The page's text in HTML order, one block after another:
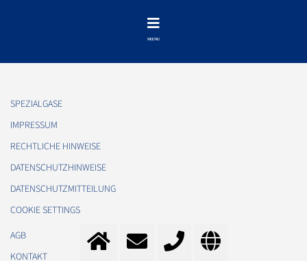
SPEZIALGASE
IMPRESSUM
RECHTLICHE HINWEISE
DATENSCHUTZHINWEISE
DATENSCHUTZMITTEILUNG
COOKIE SETTINGS
AGB
KONTAKT